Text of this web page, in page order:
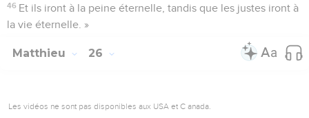
46 Et ils iront à la peine éternelle, tandis que les justes iront à
la vie éternelle. »
Matthieu 26
Les vidéos ne sont pas disponibles aux USA et C anada.